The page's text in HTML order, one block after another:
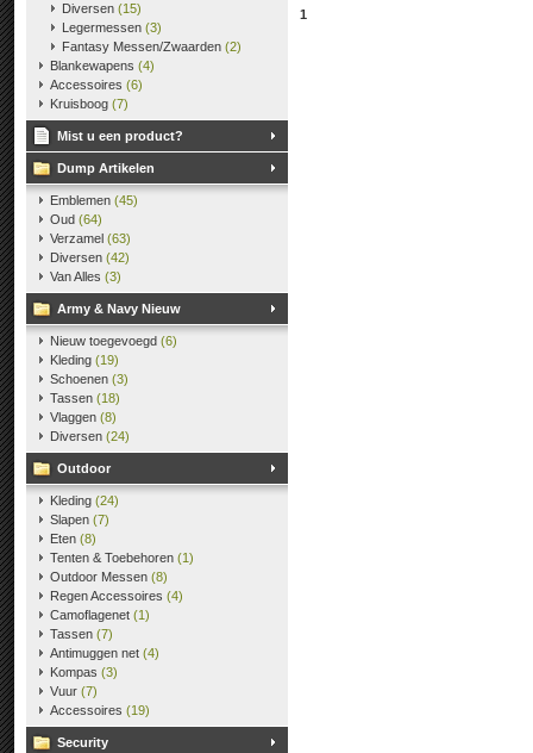
Diversen (15)
Legermessen (3)
Fantasy Messen/Zwaarden (2)
Blankewapens (4)
Accessoires (6)
Kruisboog (7)
Mist u een product?
Dump Artikelen
Emblemen (45)
Oud (64)
Verzamel (63)
Diversen (42)
Van Alles (3)
Army & Navy Nieuw
Nieuw toegevoegd (6)
Kleding (19)
Schoenen (3)
Tassen (18)
Vlaggen (8)
Diversen (24)
Outdoor
Kleding (24)
Slapen (7)
Eten (8)
Tenten & Toebehoren (1)
Outdoor Messen (8)
Regen Accessoires (4)
Camoflagenet (1)
Tassen (7)
Antimuggen net (4)
Kompas (3)
Vuur (7)
Accessoires (19)
Security
1